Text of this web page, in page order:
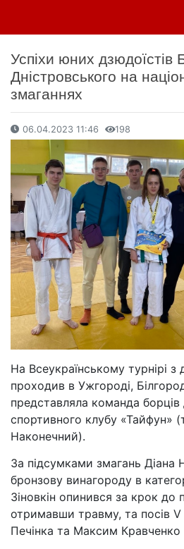
Успіхи юних дзюдоїстів
Дністровського на
змаганнях
06.04.2023 11:46 198
На Всеукраїнському турнірі
проходив в Ужгороді,
представляла команда борців
спортивного клубу «Тайфун»
Наконечний).
За підсумками змагань Діана
бронзову винагороду в
Зіновкін опинився за крок до
отримавши травму, та посів
Печінка та Максим Кравченко